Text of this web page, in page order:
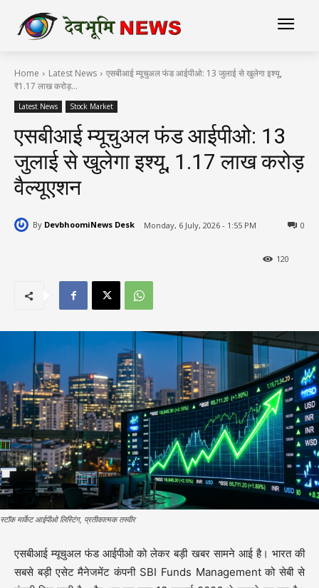
Home Latest News
एसबीआई म्यूचुअल फंड आईपीओ: 13 जुलाई से खुलेगा इश्यू,
₹1.17 लाख करोड़...
Latest News Stock Market
एसबीआई म्यूचुअल फंड आईपीओ: 13
जुलाई से खुलेगा इश्यू, ₹1.17 लाख करोड़
वैल्यूएशन
By DevbhoomiNews Desk Monday, 6 July, 2026 - 1:55 PM 0
120
स्टॉक मार्केट आईपीओ लिस्टिंग, प्रतीकात्मक तस्वीर
एसबीआई म्यूचुअल फंड आईपीओ को लेकर बड़ी खबर सामने आई है। भारत की
सबसे बड़ी एसेट मैनेजमेंट कंपनी SBI Funds Management को सेबी से